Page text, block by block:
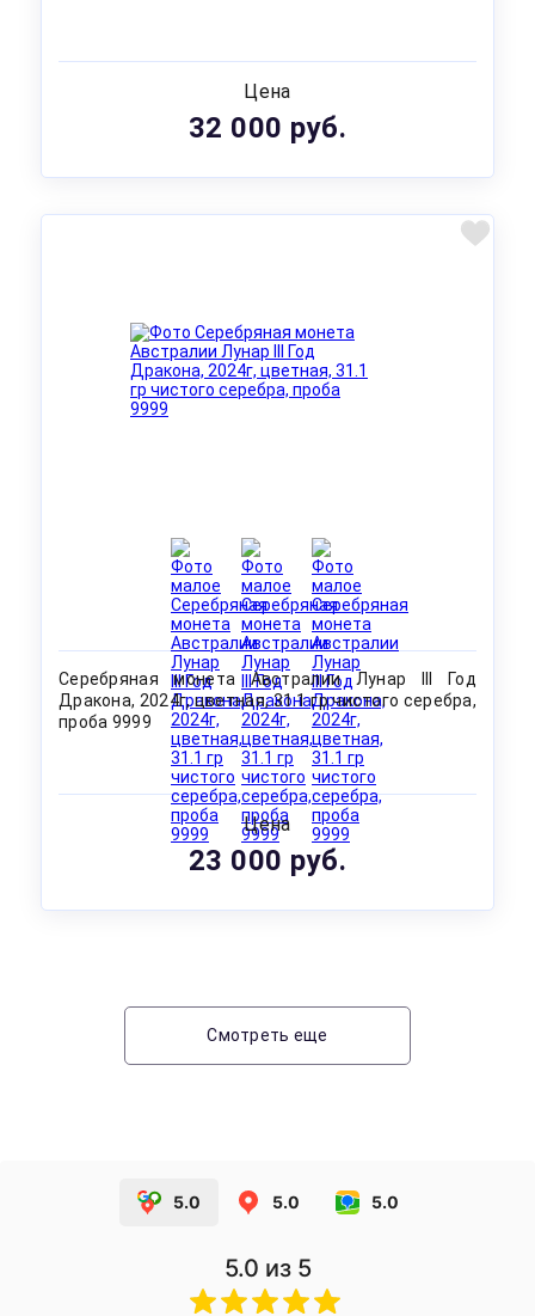
Цена
32 000 руб.
Серебряная монета Австралии Лунар III Год
Дракона, 2024г, цветная, 31.1 гр чистого серебра,
проба 9999
Цена
23 000 руб.
Смотреть еще
5.0 5.0 5.0
5.0 из 5